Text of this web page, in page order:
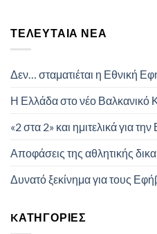
ΤΕΛΕΥΤΑΊΑ ΝΈΑ
Δεν… σταματιέται η Εθνική
Η Ελλάδα στο νέο
«2 στα 2» και ημιτελικά για
Αποφάσεις της αθλητικής
Δυνατό ξεκίνημα για τους
KΑΤΗΓΟΡΊΕΣ